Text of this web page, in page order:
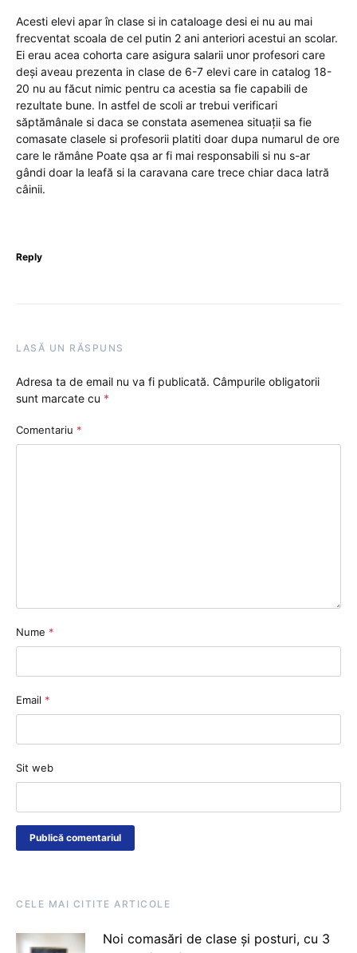
Acesti elevi apar în clase si in cataloage desi ei nu au mai
frecventat scoala de cel putin 2 ani anteriori acestui an scolar.
Ei erau acea cohorta care asigura salarii unor profesori care
deși aveau prezenta in clase de 6-7 elevi care in catalog 18-
20 nu au făcut nimic pentru ca acestia sa fie capabili de
rezultate bune. In astfel de scoli ar trebui verificari
săptămânale si daca se constata asemenea situații sa fie
comasate clasele si profesorii platiti doar dupa numarul de ore
care le rămâne Poate qsa ar fi mai responsabili si nu s-ar
gândi doar la leafă si la caravana care trece chiar daca latră
câinii.
Reply
LASĂ UN RĂSPUNS
Adresa ta de email nu va fi publicată. Câmpurile obligatorii
sunt marcate cu *
Comentariu *
Nume *
Email *
Sit web
CELE MAI CITITE ARTICOLE
Noi comasări de clase și posturi, cu 3